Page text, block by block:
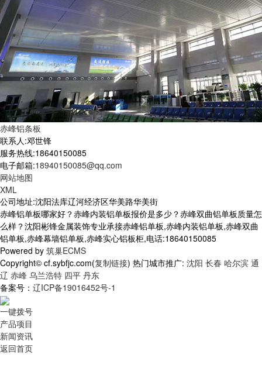
赤峰铝条板
联系人:邓世锋
服务热线:18640150085
电子邮箱:18940150085@qq.com
网站地图
XML
公司地址:沈阳法库辽河经济区华美路华美街
赤峰铝单板哪家好？赤峰内装铝单板报价是多少？赤峰双曲铝单板质量怎
么样？沈阳彬锋金属装饰专业承接赤峰铝单板,赤峰内装铝单板,赤峰双曲
铝单板,赤峰幕墙铝单板,赤峰实心铝板柜,电话:18640150085
Powered by 筑巢ECMS
Copyright© cf.sybfjc.com(复制链接) 热门城市推广: 沈阳 长春 哈尔滨 通
辽 赤峰 乌兰浩特 四平 丹东
备案号： 辽ICP备19016452号-1
一键拨号
产品项目
新闻资讯
返回首页